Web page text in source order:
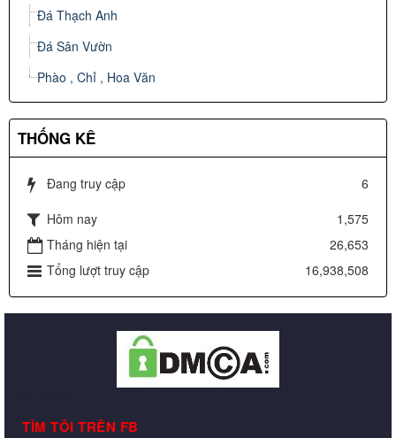
Đá Thạch Anh
Đá Sân Vườn
Phào , Chỉ , Hoa Văn
THỐNG KÊ
Đang truy cập
6
Hôm nay
1,575
Tháng hiện tại
26,653
Tổng lượt truy cập
16,938,508
TÌM TÔI TRÊN FB